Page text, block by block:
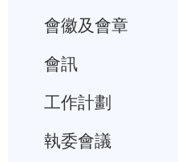
會徽及會章
會訊
工作計劃
執委會議